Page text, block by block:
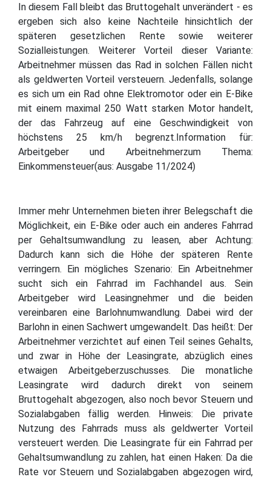
In diesem Fall bleibt das Bruttogehalt unverändert - es
ergeben sich also keine Nachteile hinsichtlich der
späteren gesetzlichen Rente sowie weiterer
Sozialleistungen. Weiterer Vorteil dieser Variante:
Arbeitnehmer müssen das Rad in solchen Fällen nicht
als geldwerten Vorteil versteuern. Jedenfalls, solange
es sich um ein Rad ohne Elektromotor oder ein E-Bike
mit einem maximal 250 Watt starken Motor handelt,
der das Fahrzeug auf eine Geschwindigkeit von
höchstens 25 km/h begrenzt.Information für:
Arbeitgeber und Arbeitnehmerzum Thema:
Einkommensteuer(aus: Ausgabe 11/2024)
Immer mehr Unternehmen bieten ihrer Belegschaft die
Möglichkeit, ein E-Bike oder auch ein anderes Fahrrad
per Gehaltsumwandlung zu leasen, aber Achtung:
Dadurch kann sich die Höhe der späteren Rente
verringern. Ein mögliches Szenario: Ein Arbeitnehmer
sucht sich ein Fahrrad im Fachhandel aus. Sein
Arbeitgeber wird Leasingnehmer und die beiden
vereinbaren eine Barlohnumwandlung. Dabei wird der
Barlohn in einen Sachwert umgewandelt. Das heißt: Der
Arbeitnehmer verzichtet auf einen Teil seines Gehalts,
und zwar in Höhe der Leasingrate, abzüglich eines
etwaigen Arbeitgeberzuschusses. Die monatliche
Leasingrate wird dadurch direkt von seinem
Bruttogehalt abgezogen, also noch bevor Steuern und
Sozialabgaben fällig werden. Hinweis: Die private
Nutzung des Fahrrads muss als geldwerter Vorteil
versteuert werden. Die Leasingrate für ein Fahrrad per
Gehaltsumwandlung zu zahlen, hat einen Haken: Da die
Rate vor Steuern und Sozialabgaben abgezogen wird,